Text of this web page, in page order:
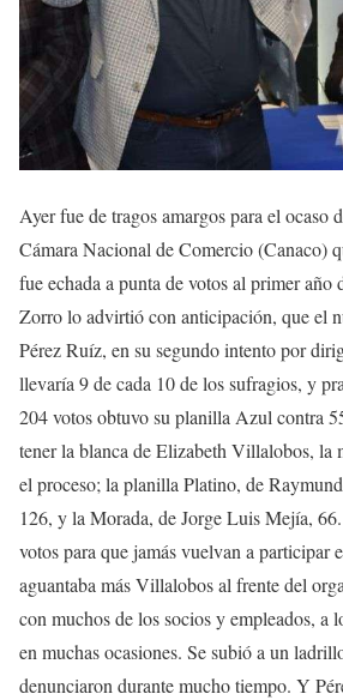
Ayer fue de tragos amargos para el ocaso
Cámara Nacional de Comercio (Canaco)
fue echada a punta de votos al primer año
Zorro lo advirtió con anticipación, que el
Pérez Ruíz, en su segundo intento por
llevaría 9 de cada 10 de los sufragios, y
204 votos obtuvo su planilla Azul contra
tener la blanca de Elizabeth Villalobos, la
el proceso; la planilla Platino, de
126, y la Morada, de Jorge Luis Mejía,
votos para que jamás vuelvan a participar
aguantaba más Villalobos al frente del
con muchos de los socios y empleados, a
en muchas ocasiones. Se subió a un
denunciaron durante mucho tiempo. Y